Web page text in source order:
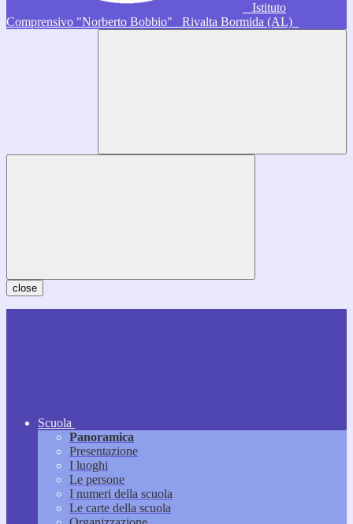
Istituto
Comprensivo "Norberto Bobbio"
Rivalta Bormida (AL)
close
Scuola
Panoramica
Presentazione
I luoghi
Le persone
I numeri della scuola
Le carte della scuola